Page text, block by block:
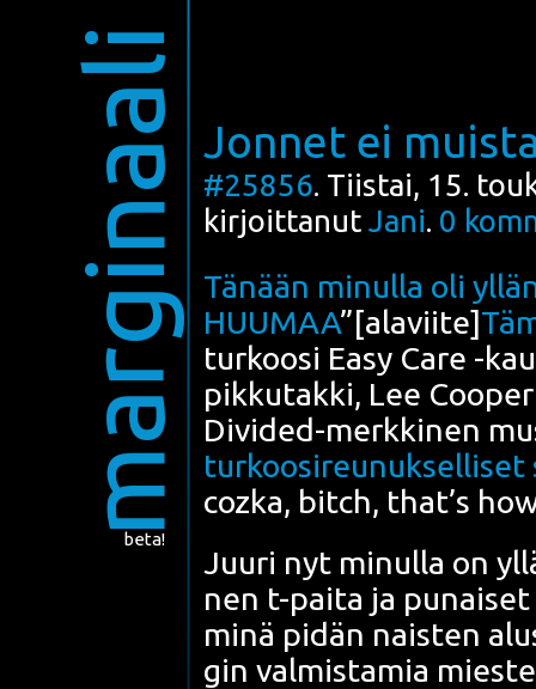
marginaali
beta!
Jonnet ei
#25856. Tiistai, 15.
kirjoittanut Jani. 0
Tänään minul­la oli
HUUMAA”[ala­vii­te]
tur­koo­si Easy Care -
pik­ku­tak­ki, Lee Coo­per
Divi­ded-merk­ki­nen
coz­ka, bitch, that’s
Juu­ri nyt minul­la on
nen t-pai­ta ja punai­set
minä pidän nais­ten
gin val­mis­ta­mia